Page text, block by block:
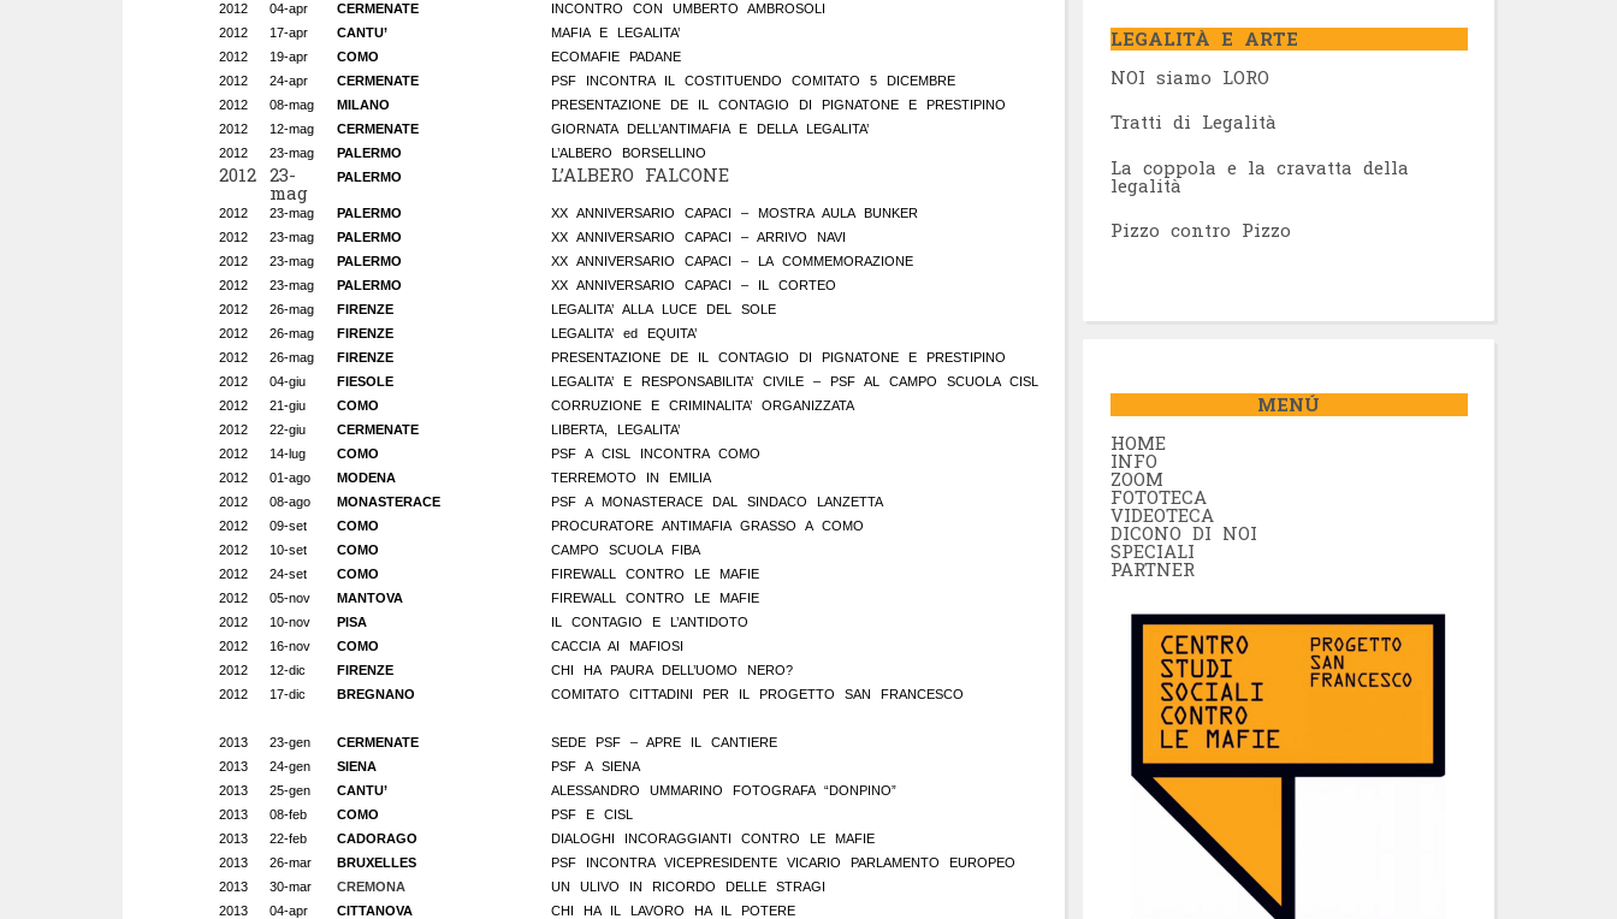
2012
04-apr CERMENATE
INCONTRO CON UMBERTO AMBROSOLI
2012
17-apr CANTU’
MAFIA E LEGALITA’
2012
19-apr COMO
ECOMAFIE PADANE
2012
24-apr CERMENATE
PSF INCONTRA IL COSTITUENDO COMITATO 5 DICEMBRE
2012
08-mag MILANO
PRESENTAZIONE DE IL CONTAGIO DI PIGNATONE E PRESTIPINO
2012
12-mag CERMENATE
GIORNATA DELL’ANTIMAFIA E DELLA LEGALITA’
2012
23-mag PALERMO L’ALBERO BORSELLINO
2012 23-
mag
PALERMO L’ALBERO FALCONE
2012 23-mag PALERMO
XX ANNIVERSARIO CAPACI – MOSTRA AULA BUNKER
2012
23-mag PALERMO
XX ANNIVERSARIO CAPACI – ARRIVO NAVI
2012
23-mag PALERMO
XX ANNIVERSARIO CAPACI – LA COMMEMORAZIONE
2012
23-mag PALERMO
XX ANNIVERSARIO CAPACI – IL CORTEO
2012
26-mag FIRENZE
LEGALITA’ ALLA LUCE DEL SOLE
2012
26-mag FIRENZE
LEGALITA’ ed EQUITA’
2012
26-mag FIRENZE
PRESENTAZIONE DE IL CONTAGIO DI PIGNATONE E PRESTIPINO
2012
04-giu FIESOLE
LEGALITA’ E RESPONSABILITA’ CIVILE – PSF AL CAMPO SCUOLA CISL
2012
21-giu COMO
CORRUZIONE E CRIMINALITA’ ORGANIZZATA
2012
22-giu CERMENATE
LIBERTA, LEGALITA’
2012
14-lug COMO
PSF A CISL INCONTRA COMO
2012
01-ago MODENA
TERREMOTO IN EMILIA
2012
08-ago MONASTERACE
PSF A MONASTERACE DAL SINDACO LANZETTA
2012
09-set COMO
PROCURATORE ANTIMAFIA GRASSO A COMO
2012
10-set COMO
CAMPO SCUOLA FIBA
2012
24-set COMO
FIREWALL CONTRO LE MAFIE
2012
05-nov MANTOVA
FIREWALL CONTRO LE MAFIE
2012
10-nov PISA
IL CONTAGIO E L’ANTIDOTO
2012
16-nov COMO
CACCIA AI MAFIOSI
2012
12-dic FIRENZE
CHI HA PAURA DELL’UOMO NERO?
2012
17-dic BREGNANO COMITATO CITTADINI PER IL PROGETTO SAN FRANCESCO
2013 23-gen CERMENATE
SEDE PSF – APRE IL CANTIERE
2013
24-gen SIENA
PSF A SIENA
2013
25-gen CANTU’
ALESSANDRO UMMARINO FOTOGRAFA “DONPINO”
2013
08-feb COMO
PSF E CISL
2013
22-feb CADORAGO
DIALOGHI INCORAGGIANTI CONTRO LE MAFIE
2013
26-mar BRUXELLES
PSF INCONTRA VICEPRESIDENTE VICARIO PARLAMENTO EUROPEO
2013
30-mar CREMONA
UN ULIVO IN RICORDO DELLE STRAGI
2013
04-apr CITTANOVA
CHI HA IL LAVORO HA IL POTERE
LEGALITÀ E ARTE
NOI siamo LORO
Tratti di Legalità
La coppola e la cravatta della
legalità
Pizzo contro Pizzo
MENÚ
HOME
INFO
ZOOM
FOTOTECA
VIDEOTECA
DICONO DI NOI
SPECIALI
PARTNER